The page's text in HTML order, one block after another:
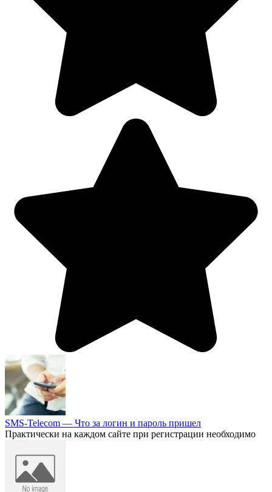
SMS-Telecom — Что за логин и пароль пришел
Практически на каждом сайте при регистрации необходимо